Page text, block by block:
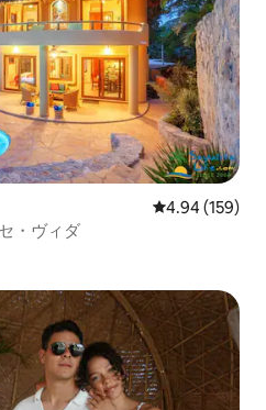
レビュー159
4.94 (159)
・ヴィダ